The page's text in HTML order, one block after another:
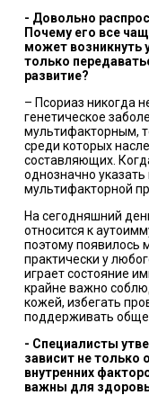
- Довольно
Почему его все
может возникнуть
только
развитие?
– Псориаз никогда
генетическое
мультифакторным,
среди которых
составляющих.
однозначно
мультифакторной
На сегодняшний
относится к
поэтому появилось
практически у
играет состояние
крайне важно
кожей, избегать
поддерживать
- Специалисты
зависит не только
внутренних
важны для